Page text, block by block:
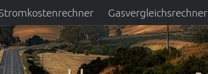
Gasvergleichsrechner
Kreditvergleichsrechner